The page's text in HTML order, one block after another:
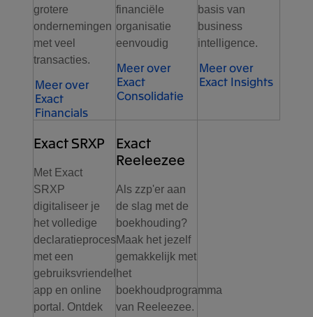
grotere
ondernemingen
met veel
transacties.
Meer over
Exact
Financials
financiële
organisatie
eenvoudig
Meer over
Exact
Consolidatie
basis van
business
intelligence.
Meer over
Exact Insights
Exact SRXP
Met Exact
SRXP
digitaliseer je
het volledige
declaratieproces
met een
gebruiksvriendelijke
app en online
portal. Ontdek
Exact
Reeleezee
Als zzp'er aan
de slag met de
boekhouding?
Maak het jezelf
gemakkelijk met
het
boekhoudprogramma
van Reeleezee.